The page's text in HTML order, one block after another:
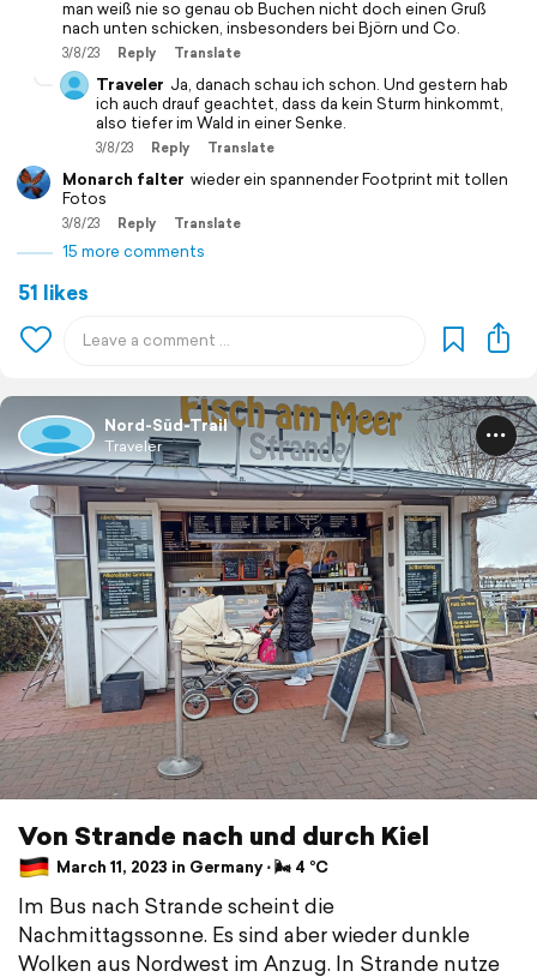
man weiß nie so genau ob Buchen nicht doch einen Gruß
nach unten schicken, insbesonders bei Björn und Co.
3/8/23 Reply Translate
Traveler Ja, danach schau ich schon. Und gestern hab
ich auch drauf geachtet, dass da kein Sturm hinkommt,
also tiefer im Wald in einer Senke.
3/8/23 Reply Translate
Monarch falter wieder ein spannender Footprint mit tollen
Fotos
3/8/23 Reply Translate
15 more comments
51 likes
Nord-Süd-Trail
Traveler
Von Strande nach und durch Kiel
March 11, 2023 in Germany ⋅ 🌬 4 °C
Im Bus nach Strande scheint die
Nachmittagssonne. Es sind aber wieder dunkle
Wolken aus Nordwest im Anzug. In Strande nutze